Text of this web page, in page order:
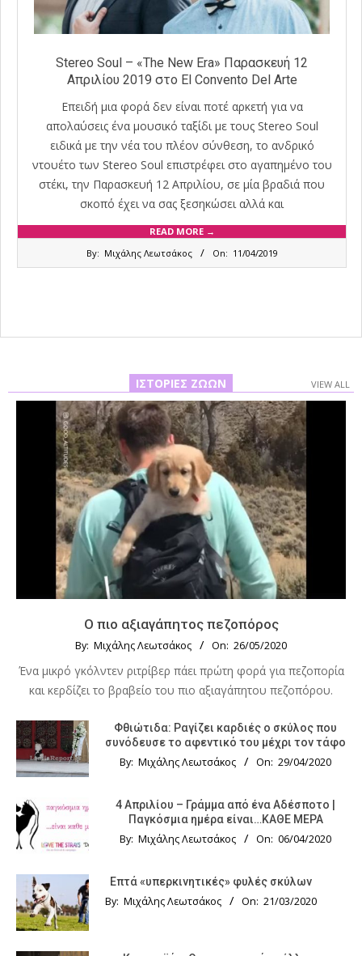
Stereo Soul – «The New Era» Παρασκευή 12
Απριλίου 2019 στο El Convento Del Arte
Επειδή μια φορά δεν είναι ποτέ αρκετή για να
απολαύσεις ένα μουσικό ταξίδι με τους Stereo Soul
ειδικά με την νέα του πλέον σύνθεση, το ανδρικό
ντουέτο των Stereo Soul επιστρέφει στο αγαπημένο του
στέκι, την Παρασκευή 12 Απριλίου, σε μία βραδιά που
σκοπό έχει να σας ξεσηκώσει αλλά και
READ MORE →
By: Μιχάλης Λεωτσάκος On: 11/04/2019
ΙΣΤΟΡΊΕΣ ΖΏΩΝ VIEW ALL
Ο πιο αξιαγάπητος πεζοπόρος
By: Μιχάλης Λεωτσάκος On: 26/05/2020
Ένα μικρό γκόλντεν ριτρίβερ πάει πρώτη φορά για πεζοπορία
και κερδίζει το βραβείο του πιο αξιαγάπητου πεζοπόρου.
Φθιώτιδα: Ραγίζει καρδιές ο σκύλος που
συνόδευσε το αφεντικό του μέχρι τον τάφο
By: Μιχάλης Λεωτσάκος On: 29/04/2020
4 Απριλίου – Γράμμα από ένα Αδέσποτο |
Παγκόσμια ημέρα είναι…ΚΑΘΕ ΜΕΡΑ
By: Μιχάλης Λεωτσάκος On: 06/04/2020
Επτά «υπερκινητικές» φυλές σκύλων
By: Μιχάλης Λεωτσάκος On: 21/03/2020